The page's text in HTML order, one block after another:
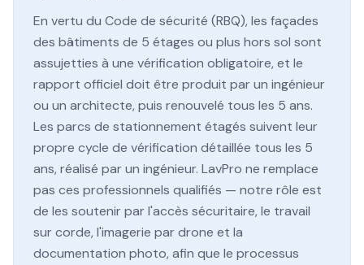
En vertu du Code de sécurité (RBQ), les façades
des bâtiments de 5 étages ou plus hors sol sont
assujetties à une vérification obligatoire, et le
rapport officiel doit être produit par un ingénieur
ou un architecte, puis renouvelé tous les 5 ans.
Les parcs de stationnement étagés suivent leur
propre cycle de vérification détaillée tous les 5
ans, réalisé par un ingénieur. LavPro ne remplace
pas ces professionnels qualifiés — notre rôle est
de les soutenir par l'accès sécuritaire, le travail
sur corde, l'imagerie par drone et la
documentation photo, afin que le processus